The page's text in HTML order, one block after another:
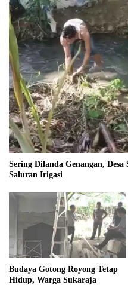
Sering Dilanda Genangan,
Saluran Irigasi
Budaya Gotong Royong Tetap
Hidup, Warga Sukaraja